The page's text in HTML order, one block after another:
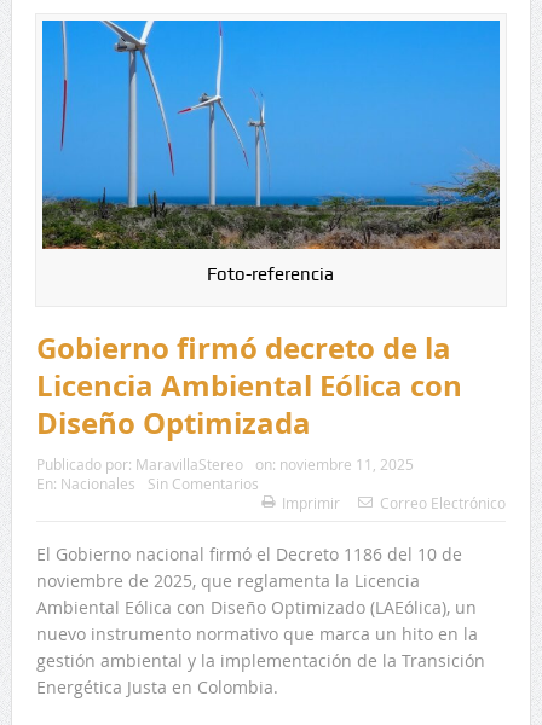
Foto-referencia
Gobierno firmó decreto de la
Licencia Ambiental Eólica con
Diseño Optimizada
Publicado por: MaravillaStereo on: noviembre 11, 2025
En: Nacionales
Sin Comentarios
Imprimir
Correo Electrónico
El Gobierno nacional firmó el Decreto 1186 del 10 de
noviembre de 2025, que reglamenta la Licencia
Ambiental Eólica con Diseño Optimizado (LAEólica), un
nuevo instrumento normativo que marca un hito en la
gestión ambiental y la implementación de la Transición
Energética Justa en Colombia.